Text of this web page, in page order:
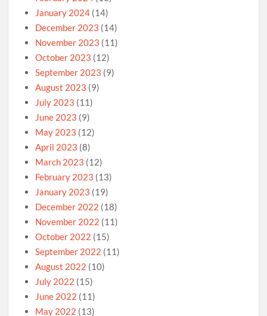
January 2024 (14)
December 2023 (14)
November 2023 (11)
October 2023 (12)
September 2023 (9)
August 2023 (9)
July 2023 (11)
June 2023 (9)
May 2023 (12)
April 2023 (8)
March 2023 (12)
February 2023 (13)
January 2023 (19)
December 2022 (18)
November 2022 (11)
October 2022 (15)
September 2022 (11)
August 2022 (10)
July 2022 (15)
June 2022 (11)
May 2022 (13)